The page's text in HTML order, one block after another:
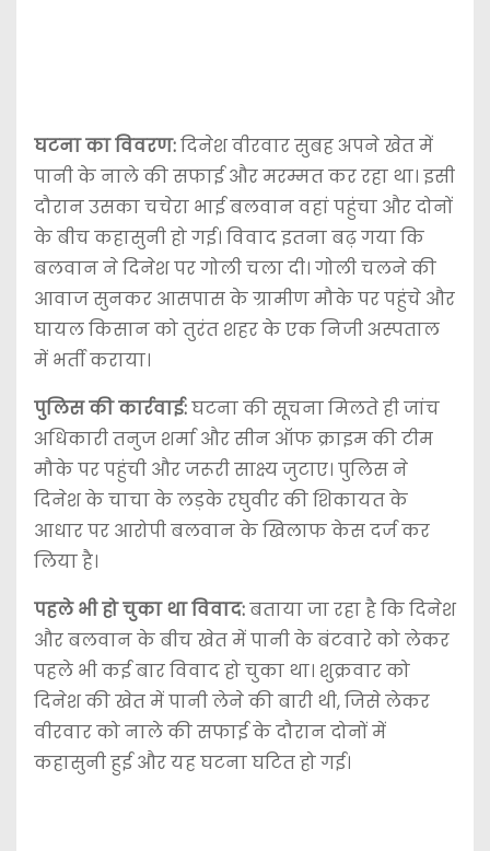
घटना का विवरण:दिनेश वीरवार सुबह अपने खेत में
पानी के नाले की सफाई और मरम्मत कर रहा था। इसी
दौरान उसका चचेरा भाई बलवान वहां पहुंचा और दोनों
के बीच कहासुनी हो गई। विवाद इतना बढ़ गया कि
बलवान ने दिनेश पर गोली चला दी। गोली चलने की
आवाज सुनकर आसपास के ग्रामीण मौके पर पहुंचे और
घायल किसान को तुरंत शहर के एक निजी अस्पताल
में भर्ती कराया।
पुलिस की कार्रवाई:घटना की सूचना मिलते ही जांच
अधिकारी तनुज शर्मा और सीन ऑफ क्राइम की टीम
मौके पर पहुंची और जरूरी साक्ष्य जुटाए। पुलिस ने
दिनेश के चाचा के लड़के रघुवीर की शिकायत के
आधार पर आरोपी बलवान के खिलाफ केस दर्ज कर
लिया है।
पहले भी हो चुका था विवाद:बताया जा रहा है कि दिनेश
और बलवान के बीच खेत में पानी के बंटवारे को लेकर
पहले भी कई बार विवाद हो चुका था। शुक्रवार को
दिनेश की खेत में पानी लेने की बारी थी, जिसे लेकर
वीरवार को नाले की सफाई के दौरान दोनों में
कहासुनी हुई और यह घटना घटित हो गई।